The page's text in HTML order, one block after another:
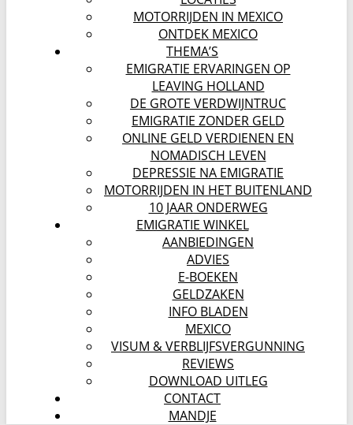
MOTORRIJDEN IN MEXICO
ONTDEK MEXICO
THEMA’S
EMIGRATIE ERVARINGEN OP
LEAVING HOLLAND
DE GROTE VERDWIJNTRUC
EMIGRATIE ZONDER GELD
ONLINE GELD VERDIENEN EN
NOMADISCH LEVEN
DEPRESSIE NA EMIGRATIE
MOTORRIJDEN IN HET BUITENLAND
10 JAAR ONDERWEG
EMIGRATIE WINKEL
AANBIEDINGEN
ADVIES
E-BOEKEN
GELDZAKEN
INFO BLADEN
MEXICO
VISUM & VERBLIJFSVERGUNNING
REVIEWS
DOWNLOAD UITLEG
CONTACT
MANDJE